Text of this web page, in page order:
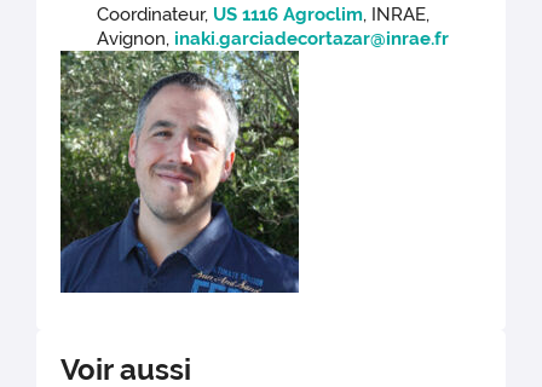
Coordinateur, US 1116 Agroclim, INRAE,
Avignon, inaki.garciadecortazar@inrae.fr
Voir aussi